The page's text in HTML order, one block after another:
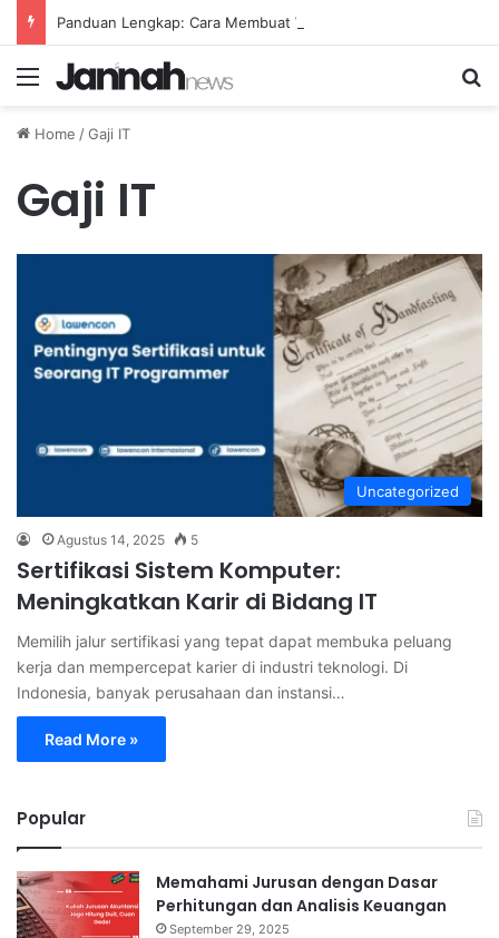
Menu
Home /Gaji IT
Gaji IT
Uncategorized
Agustus 14, 2025 5
Sertifikasi Sistem Komputer:
Meningkatkan Karir di Bidang IT
Memilih jalur sertifikasi yang tepat dapat membuka peluang
kerja dan mempercepat karier di industri teknologi. Di
Indonesia, banyak perusahaan dan instansi…
Read More »
Popular
Memahami Jurusan dengan Dasar
Perhitungan dan Analisis Keuangan
September 29, 2025